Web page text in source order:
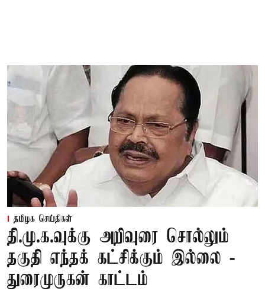
தமிழக செய்திகள்
தி.மு.க.வுக்கு அறிவுரை சொல்லும்
தகுதி எந்தக் கட்சிக்கும் இல்லை -
துரைமுருகன் காட்டம்